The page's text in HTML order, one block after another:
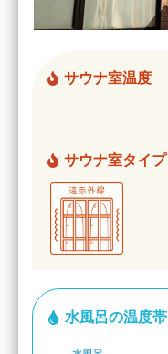
サウナ室温度
サウナ室タイプ
水風呂の温度帯